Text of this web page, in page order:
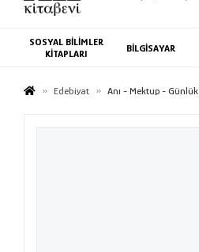
SOSYAL BİLİMLER
KİTAPLARI
BİLGİSAYAR
Edebiyat Anı - Mektup - Günlük